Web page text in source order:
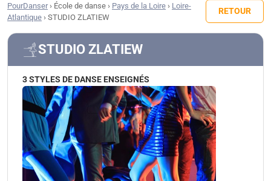
PourDanser› École de danse › Pays de la Loire › Loire-
Atlantique › STUDIO ZLATIEW
RETOUR
STUDIO ZLATIEW
3 STYLES DE DANSE ENSEIGNÉS